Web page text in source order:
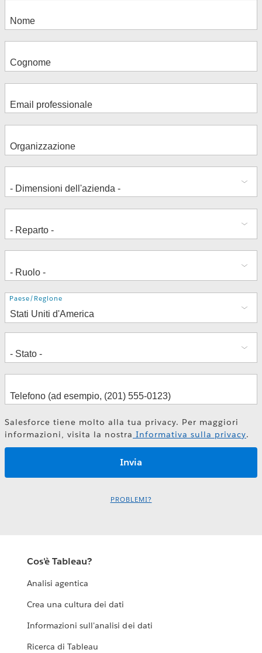
Indirizzo
Paese/Regione
Salesforce tiene molto alla tua privacy. Per maggiori
informazioni, visita la nostra Informativa sulla privacy.
PROBLEMI?
Cos'è Tableau?
Analisi agentica
Crea una cultura dei dati
Informazioni sull'analisi dei dati
Ricerca di Tableau